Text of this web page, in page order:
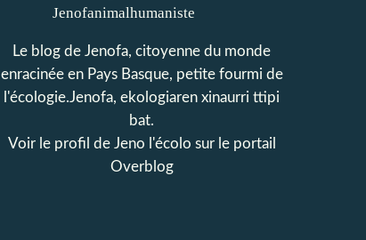
Le blog de Jenofa, citoyenne du monde
enracinée en Pays Basque, petite fourmi de
l'écologie.Jenofa, ekologiaren xinaurri ttipi
bat.
Voir le profil de Jeno l'écolo sur le portail
Overblog